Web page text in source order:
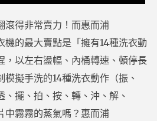
滾得非常賣力！而惠而浦
的最大賣點是「擁有14種洗衣動
，以左右盪幅、內桶轉速、頓停長
擬手洗的14種洗衣動作（振、
擺、拍、按、轉、沖、解、
中霧霧的蒸氣嗎？惠而浦